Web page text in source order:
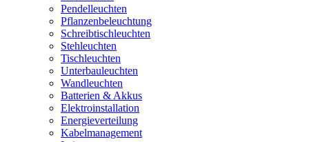
Pendelleuchten
Pflanzenbeleuchtung
Schreibtischleuchten
Stehleuchten
Tischleuchten
Unterbauleuchten
Wandleuchten
Batterien & Akkus
Elektroinstallation
Energieverteilung
Kabelmanagement